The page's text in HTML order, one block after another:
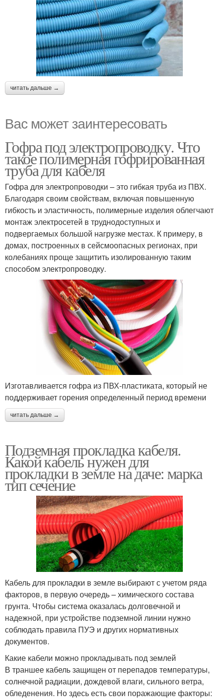
читать дальше →
Вас может заинтересовать
Гофра под электропроводку. Что
такое полимерная гофрированная
труба для кабеля
Гофра для электропроводки – это гибкая труба из ПВХ.
Благодаря своим свойствам, включая повышенную
гибкость и эластичность, полимерные изделия облегчают
монтаж электросетей в труднодоступных и
подвергаемых большой нагрузке местах. К примеру, в
домах, построенных в сейсмоопасных регионах, при
колебаниях проще защитить изолированную таким
способом электропроводку.
Изготавливается гофра из ПВХ-пластиката, который не
поддерживает горения определенный период времени
читать дальше →
Подземная прокладка кабеля.
Какой кабель нужен для
прокладки в земле на даче: марка
тип сечение
Кабель для прокладки в земле выбирают с учетом ряда
факторов, в первую очередь – химического состава
грунта. Чтобы система оказалась долговечной и
надежной, при устройстве подземной линии нужно
соблюдать правила ПУЭ и других нормативных
документов.
Какие кабели можно прокладывать под землей
В траншее кабель защищен от перепадов температуры,
солнечной радиации, дождевой влаги, сильного ветра,
обледенения. Но здесь есть свои поражающие факторы: